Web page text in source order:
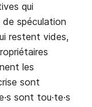
qui
spéculation
restent vides,
les
sont
sont tou·te·s